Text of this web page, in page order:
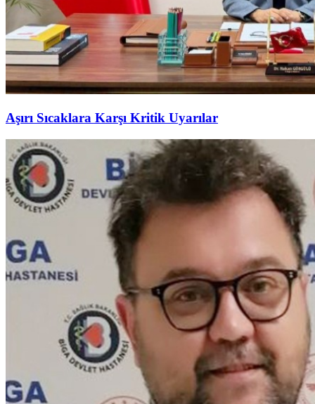
Aşırı Sıcaklara Karşı Kritik Uyarılar